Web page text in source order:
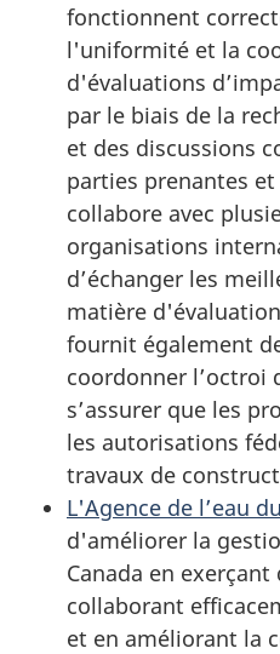
fonctionnent
l'uniformité et la
d'évaluations
par le biais de la
et des discussions
parties prenantes
collabore avec
organisations
d’échanger les
matière
fournit également
coordonner l’octroi
s’assurer que les
les autorisations
travaux de
L'Agence de l’eau
d'améliorer la
Canada en
collaborant
et en améliorant la